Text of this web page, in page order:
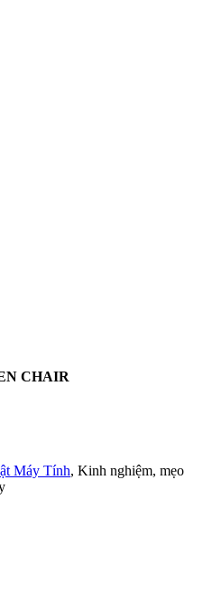
CHAIR
Máy Tính, Kinh nghiệm, mẹo